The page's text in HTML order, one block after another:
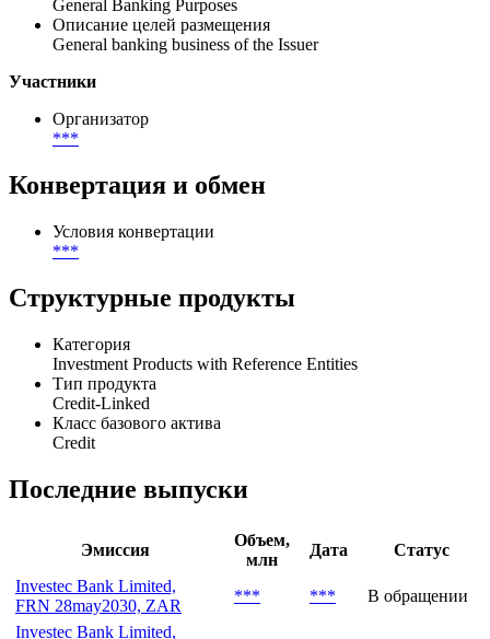
Тип инвесторов
***
General Banking Purposes
General banking business of the Issuer
Организатор
Конвертация и обмен
Условия конвертации
Структурные продукты
Категория
Investment Products with Reference Entities
Класс базового актива
Последние выпуски
Эмиссия